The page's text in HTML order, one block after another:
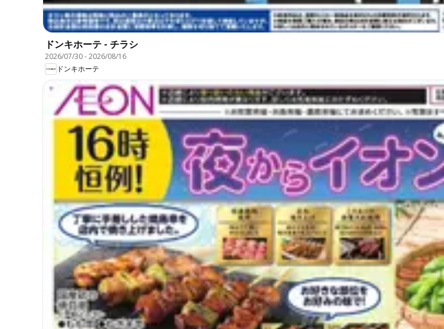
ドンキホーテ - チラシ
2026/07/30-2026/08/16
ドンキホーテ